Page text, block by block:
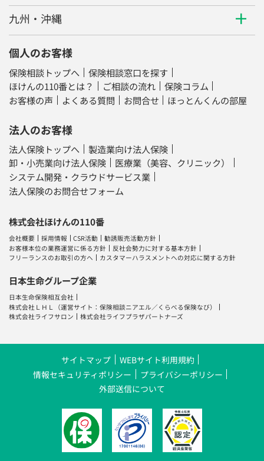
九州・沖縄
個人のお客様
保険相談トップへ
保険相談窓口を探す
ほけんの110番とは？
ご相談の流れ
保険コラム
お客様の声
よくある質問 お問合せ ほっとんくんの部屋
法人のお客様
法人保険トップへ
製造業向け法人保険
卸・小売業向け法人保険
医療業（美容、クリニック）
システム開発・クラウドサービス業
法人保険のお問合せフォーム
株式会社ほけんの110番
会社概要 採用情報 CSR活動
勧誘販売活動方針
お客様本位の業務運営に係る方針
反社会勢力に対する基本方針
フリーランスのお取引の方へ
カスタマーハラスメントへの対応に関する方針
日本生命グループ企業
日本生命保険相互会社
株式会社ＬＨＬ
（運営サイト：保険相談ニアエル ／ くらべる保険なび）
株式会社ライフサロン
株式会社ライフプラザパートナーズ
サイトマップ
WEBサイト利用規約
情報セキュリティポリシー
プライバシーポリシー
外部送信について